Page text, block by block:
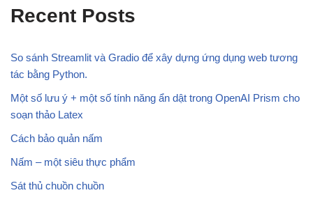
Recent Posts
So sánh Streamlit và Gradio để xây dựng ứng dụng web tương
tác bằng Python.
Một số lưu ý + một số tính năng ẩn dật trong OpenAI Prism cho
soạn thảo Latex
Cách bảo quản nấm
Nấm – một siêu thực phẩm
Sát thủ chuồn chuồn